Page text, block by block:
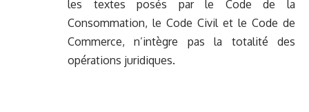
les textes posés par le Code de la
Consommation, le Code Civil et le Code de
Commerce, n’intègre pas la totalité des
opérations juridiques.